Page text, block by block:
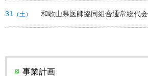
31 （土） 和歌山県医師協同組合通常総代会
事業計画